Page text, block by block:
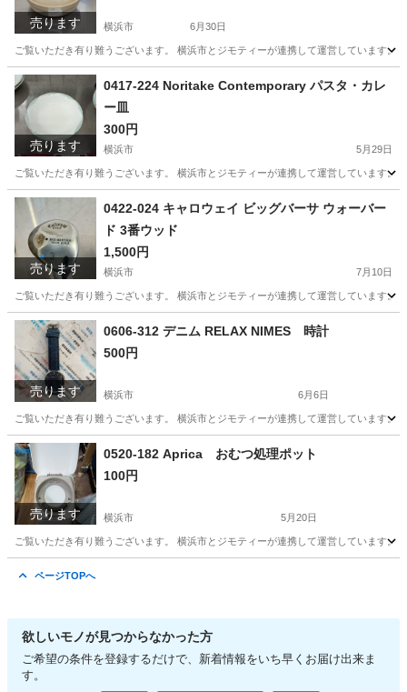
売ります 横浜市 6月30日
ご覧いただき有り難うございます。 横浜市とジモティーが連携して運営していま
神奈川 横浜市
売ります
0417-224 Noritake Contemporary パスタ・カレ
ー皿
300円
横浜市 5月29日
ご覧いただき有り難うございます。 横浜市とジモティーが連携して運営していま
神奈川 横浜市 リユース
売ります
0422-024 キャロウェイ ビッグバーサ ウォーバー
ド 3番ウッド
1,500円
横浜市 7月10日
ご覧いただき有り難うございます。 横浜市とジモティーが連携して運営していま
神奈川 横浜市 リユース
売ります
0606-312 デニム RELAX NIMES 時計
500円
横浜市 6月6日
ご覧いただき有り難うございます。 横浜市とジモティーが連携して運営していま
神奈川 横浜市 リユース
売ります
0520-182 Aprica おむつ処理ポット
100円
横浜市 5月20日
ご覧いただき有り難うございます。 横浜市とジモティーが連携して運営していま
ページTOPへ
欲しいモノが見つからなかった方
ご希望の条件を登録するだけで、新着情報をいち早くお届け出来ま
す。